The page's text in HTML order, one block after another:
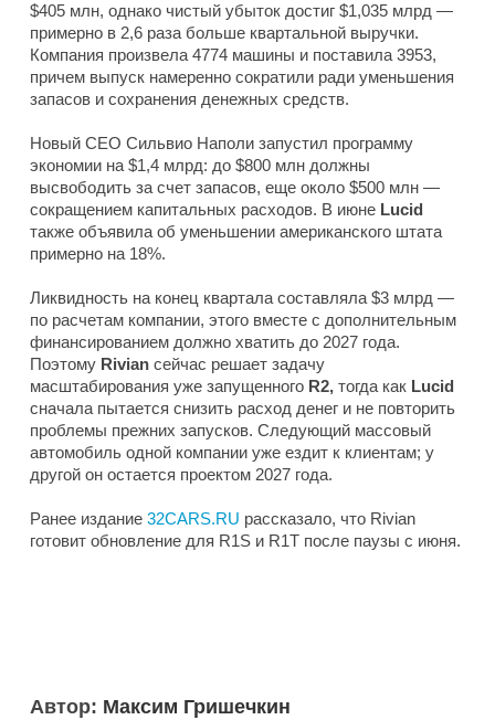
$405 млн, однако чистый убыток достиг $1,035 млрд —
примерно в 2,6 раза больше квартальной выручки.
Компания произвела 4774 машины и поставила 3953,
причем выпуск намеренно сократили ради уменьшения
запасов и сохранения денежных средств.
Новый CEO Сильвио Наполи запустил программу
экономии на $1,4 млрд: до $800 млн должны
высвободить за счет запасов, еще около $500 млн —
сокращением капитальных расходов. В июне Lucid
также объявила об уменьшении американского штата
примерно на 18%.
Ликвидность на конец квартала составляла $3 млрд —
по расчетам компании, этого вместе с дополнительным
финансированием должно хватить до 2027 года.
Поэтому Rivian сейчас решает задачу
масштабирования уже запущенного R2, тогда как Lucid
сначала пытается снизить расход денег и не повторить
проблемы прежних запусков. Следующий массовый
автомобиль одной компании уже ездит к клиентам; у
другой он остается проектом 2027 года.
Ранее издание 32CARS.RU рассказало, что Rivian
готовит обновление для R1S и R1T после паузы с июня.
Автор: Максим Гришечкин